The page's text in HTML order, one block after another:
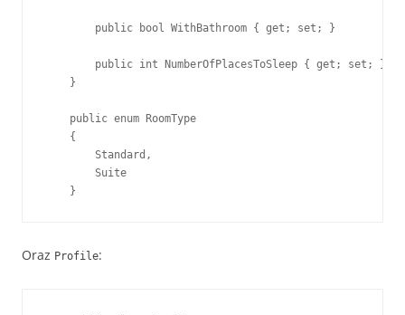
        public bool WithBathroom { get; set; }
        public int NumberOfPlacesToSleep { get; set; }
    }
    public enum RoomType
    {
        Standard,
        Suite
    }
Oraz Profile: